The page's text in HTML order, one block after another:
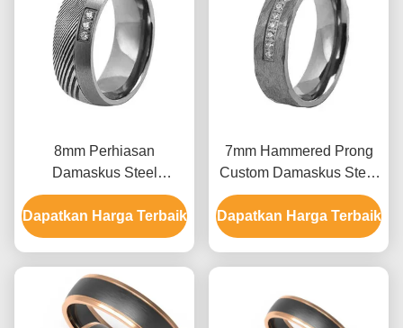
8mm Perhiasan
Damaskus Steel
Wedding Band Cincin
Untuk Pria Wanita
Dapatkan Harga Terbaik
7mm Hammered Prong
Custom Damaskus Steel
Ring Pria Wanita
Wedding Band Perhiasan
Dapatkan Harga Terbaik